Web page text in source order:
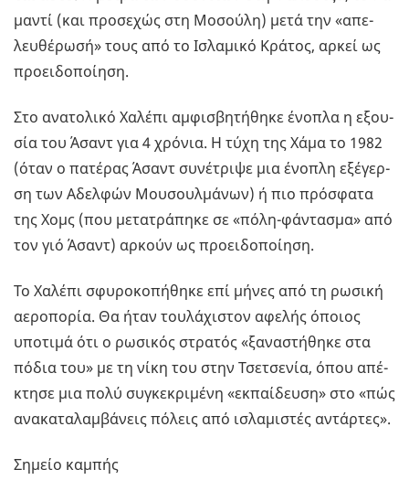
μα­ντί (και προ­σε­χώς στη Μο­σού­λη) μετά την «απε­
λευ­θέ­ρω­σή» τους από το Ισλα­μι­κό Κρά­τος, αρκεί ως
προει­δο­ποί­η­ση.
Στο ανα­το­λι­κό Χα­λέ­πι αμ­φι­σβη­τή­θη­κε ένο­πλα η εξου­
σία του Άσαντ για 4 χρό­νια. Η τύχη της Χάμα το 1982
(όταν ο πα­τέ­ρας Άσαντ συ­νέ­τρι­ψε μια ένο­πλη εξέ­γερ­
ση των Αδελ­φών Μου­σουλ­μά­νων) ή πιο πρό­σφα­τα
της Χομς (που με­τα­τρά­πη­κε σε «πό­λη-φά­ντα­σμα» από
τον γιό Άσαντ) αρ­κούν ως προει­δο­ποί­η­ση.
Το Χα­λέ­πι σφυ­ρο­κο­πή­θη­κε επί μήνες από τη ρω­σι­κή
αε­ρο­πο­ρία. Θα ήταν του­λά­χι­στον αφε­λής όποιος
υπο­τι­μά ότι ο ρω­σι­κός στρα­τός «ξα­να­στή­θη­κε στα
πόδια του» με τη νίκη του στην Τσε­τσε­νία, όπου απέ­
κτη­σε μια πολύ συ­γκε­κρι­μέ­νη «εκ­παί­δευ­ση» στο «πώς
ανα­κα­τα­λαμ­βά­νεις πό­λεις από ισλα­μι­στές αντάρ­τες».
Ση­μείο κα­μπής